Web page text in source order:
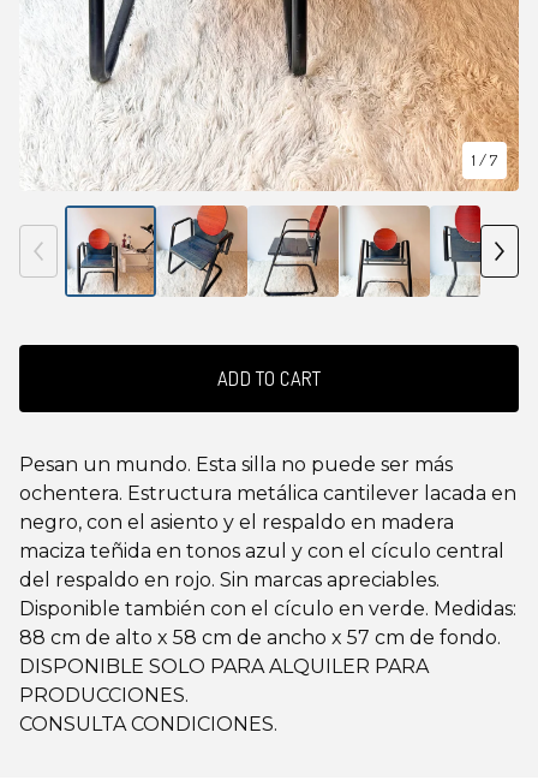
ADD TO CART
Pesan un mundo. Esta silla no puede ser más
ochentera. Estructura metálica cantilever lacada en
negro, con el asiento y el respaldo en madera
maciza teñida en tonos azul y con el cículo central
del respaldo en rojo. Sin marcas apreciables.
Disponible también con el cículo en verde. Medidas:
88 cm de alto x 58 cm de ancho x 57 cm de fondo.
DISPONIBLE SOLO PARA ALQUILER PARA
PRODUCCIONES.
CONSULTA CONDICIONES.
1 / 7